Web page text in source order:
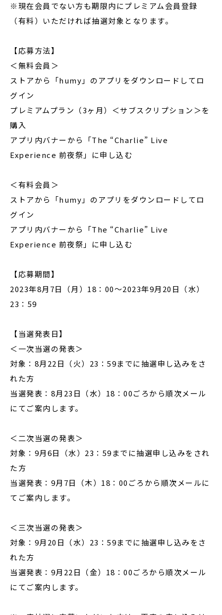
※現在会員でない方も期限内にプレミアム会員登録
（有料）いただければ抽選対象となります。
【応募方法】
＜無料会員＞
ストアから「humy」のアプリをダウンロードしてロ
グイン
プレミアムプラン（3ヶ月）＜サブスクリプション＞を
購入
アプリ内バナーから「The “Charlie” Live
Experience 前夜祭」に申し込む
＜有料会員＞
ストアから「humy」のアプリをダウンロードしてロ
グイン
アプリ内バナーから「The “Charlie” Live
Experience 前夜祭」に申し込む
【応募期間】
2023年8月7日（月）18：00〜2023年9月20日（水）
23：59
【当選発表日】
＜一次当選の発表＞
対象：8月22日（火）23：59までに抽選申し込みをさ
れた方
当選発表：8月23日（水）18：00ごろから順次メール
にてご案内します。
＜二次当選の発表＞
対象：9月6日（水）23：59までに抽選申し込みをされ
た方
当選発表：9月7日（木）18：00ごろから順次メールに
てご案内します。
＜三次当選の発表＞
対象：9月20日（水）23：59までに抽選申し込みをさ
れた方
当選発表：9月22日（金）18：00ごろから順次メール
にてご案内します。